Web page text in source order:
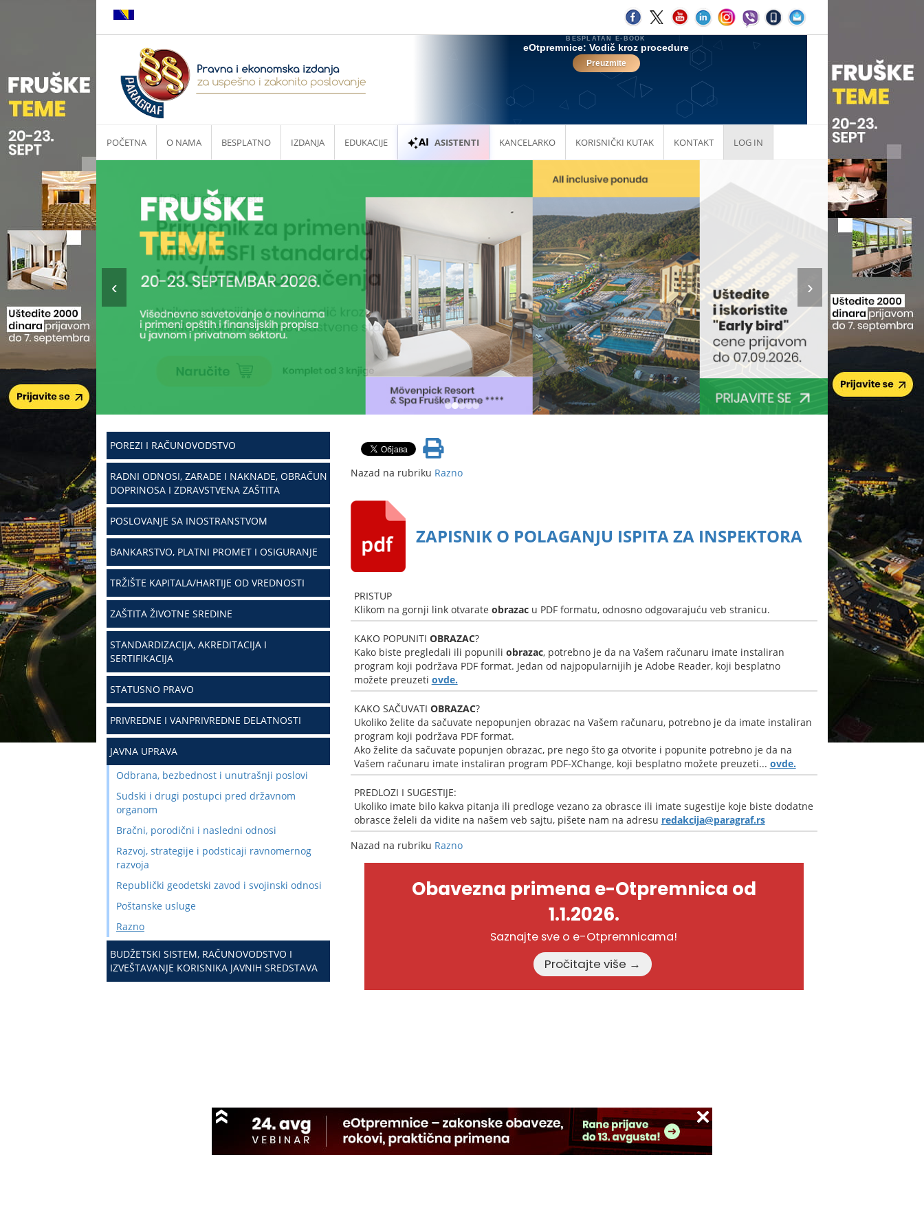
POČETNA O NAMA BESPLATNO IZDANJA EDUKACIJE ASISTENTI KANCELARKO KORISNIČKI KUTAK KONTAKT LOG IN
POREZI I RAČUNOVODSTVO
RADNI ODNOSI, ZARADE I NAKNADE, OBRAČUN
DOPRINOSA I ZDRAVSTVENA ZAŠTITA
POSLOVANJE SA INOSTRANSTVOM
BANKARSTVO, PLATNI PROMET I OSIGURANJE
TRŽIŠTE KAPITALA/HARTIJE OD VREDNOSTI
ZAŠTITA ŽIVOTNE SREDINE
STANDARDIZACIJA, AKREDITACIJA I
SERTIFIKACIJA
STATUSNO PRAVO
PRIVREDNE I VANPRIVREDNE DELATNOSTI
JAVNA UPRAVA
Odbrana, bezbednost i unutrašnji poslovi
Sudski i drugi postupci pred državnom
organom
Bračni, porodični i nasledni odnosi
Razvoj, strategije i podsticaji ravnomernog
razvoja
Republički geodetski zavod i svojinski odnosi
Poštanske usluge
Razno
BUDŽETSKI SISTEM, RAČUNOVODSTVO I
IZVEŠTAVANJE KORISNIKA JAVNIH SREDSTAVA
Nazad na rubriku Razno
ZAPISNIK O POLAGANJU ISPITA ZA INSPEKTORA
PRISTUP
Klikom na gornji link otvarate obrazacu PDF formatu, odnosno odgovarajuću veb stranicu.
KAKO POPUNITI OBRAZAC?
Kako biste pregledali ili popunili obrazac, potrebno je da na Vašem računaru imate instaliran
program koji podržava PDF format. Jedan od najpopularnijih je Adobe Reader, koji besplatno
možete preuzeti ovde.
KAKO SAČUVATI OBRAZAC?
Ukoliko želite da sačuvate nepopunjen obrazac na Vašem računaru, potrebno je da imate instaliran
program koji podržava PDF format.
Ako želite da sačuvate popunjen obrazac, pre nego što ga otvorite i popunite potrebno je da na
Vašem računaru imate instaliran program PDF-XChange, koji besplatno možete preuzeti... ovde.
PREDLOZI I SUGESTIJE:
Ukoliko imate bilo kakva pitanja ili predloge vezano za obrasce ili imate sugestije koje biste dodatne
obrasce želeli da vidite na našem veb sajtu, pišete nam na adresu redakcija@paragraf.rs
Nazad na rubriku Razno
Obavezna primena e-Otpremnica od
1.1.2026.
Saznajte sve o e-Otpremnicama!
Pročitajte više →